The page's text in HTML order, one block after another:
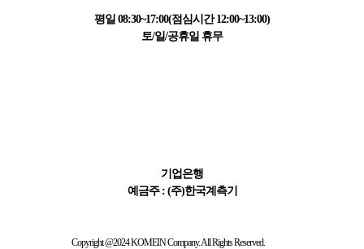
평일 08:30~17:00(점심시간 12:00~13:00)
토/일/공휴일 휴무
기업은행
예금주 : (주)한국계측기
Copyright @2024 KOMEIN Company. All Rights Reserved.